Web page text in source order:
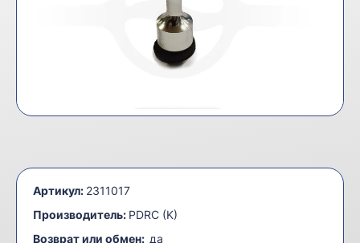
Артикул: 2311017
Производитель: PDRC (K)
Возврат или обмен: да